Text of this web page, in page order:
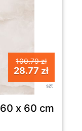
100.79 zł
28.77 zł
szt
x 60 cm 1,44